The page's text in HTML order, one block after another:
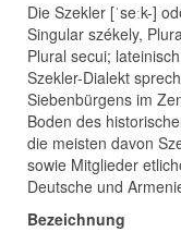
Die Szekler [ˈseːk-]
Singular székely,
Plural secui;
Szekler-Dialekt
Siebenbürgens im
Boden des
die meisten davon
sowie Mitglieder
Deutsche und
Bezeichnung